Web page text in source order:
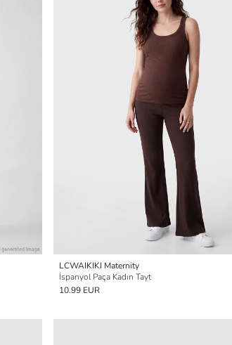
LCWAIKIKI Maternity
İspanyol Paça Kadın Tayt
10.99 EUR